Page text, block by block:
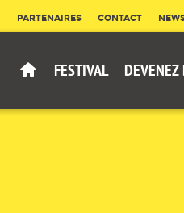
PARTENAIRES CONTACT
FESTIVAL